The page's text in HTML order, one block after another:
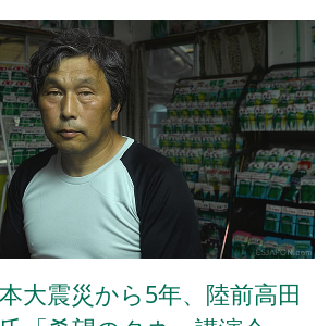
大震災から5年、陸前高田